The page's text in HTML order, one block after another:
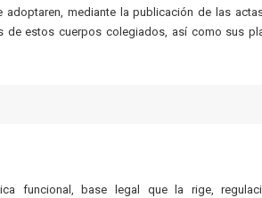
adoptaren, mediante la publicación de las
de estos cuerpos colegiados, así como sus
funcional, base legal que la rige,